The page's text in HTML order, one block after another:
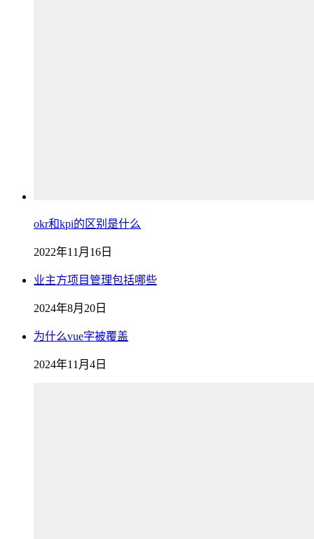
okr和kpi的区别是什么
2022年11月16日
业主方项目管理包括哪些
2024年8月20日
为什么vue字被覆盖
2024年11月4日